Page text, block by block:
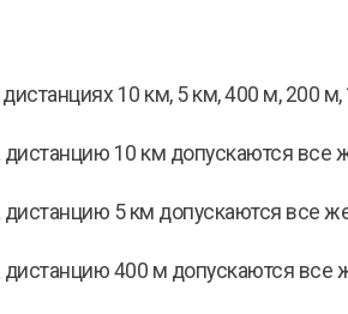
10 км, 5 км, 400 м, 200
10 км допускаются все
5 км допускаются все
400 м допускаются все